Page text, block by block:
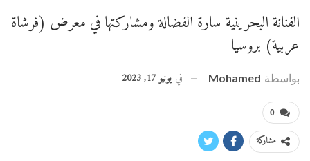
الفنانة البحرينية سارة الفضالة ومشاركتها في معرض (فرشاة
عربية) بروسيا
بواسطة Mohamed في يونيو 17, 2023
0
مشاركة